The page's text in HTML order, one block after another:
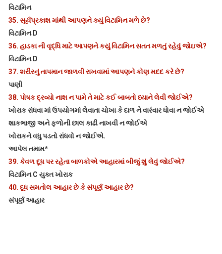
વિટામિન
35. સૂર્યપ્રકાશ માંથી આપણને ક્યું વિટામિન મળે છે?
વિટામિન D
36. હાડકા ની વૃદ્ધિ માટે આપણને કયું વિટામિન સતત મળતું રહેવું જોઇએ?
વિટામિન D
37. શરીરનું તાપમાન જાળવી રાખવામાં આપણને કોણ મદદ કરે છે?
પાણી
38. પોષક દ્રવ્યો નાશ ન પામે તે માટે કઈ બાબતો ધ્યાને લેવી જોઈએ?
ખોરાક રાંધવા માં ઉપયોગમાં લેવાતા ચોખા કે દાળ ને વારંવાર ધોવા ન જોઈએ
શાકભાજી અને ફળોની છાલ કાઢી નાખવી ન જોઈએ
ખોરાકને વધુ પડતો રાંધવો ન જોઈએ.
આપેલ તમામ*
39. કેવળ દૂધ પર રહેતા બાળકોએ આહારમાં બીજું શું લેવું જોઈએ?
વિટામિન C યુક્ત ખોરાક
40. દૂધ સમતોલ આહાર છે કે સંપૂર્ણ આહાર છે?
સંપૂર્ણ આહાર